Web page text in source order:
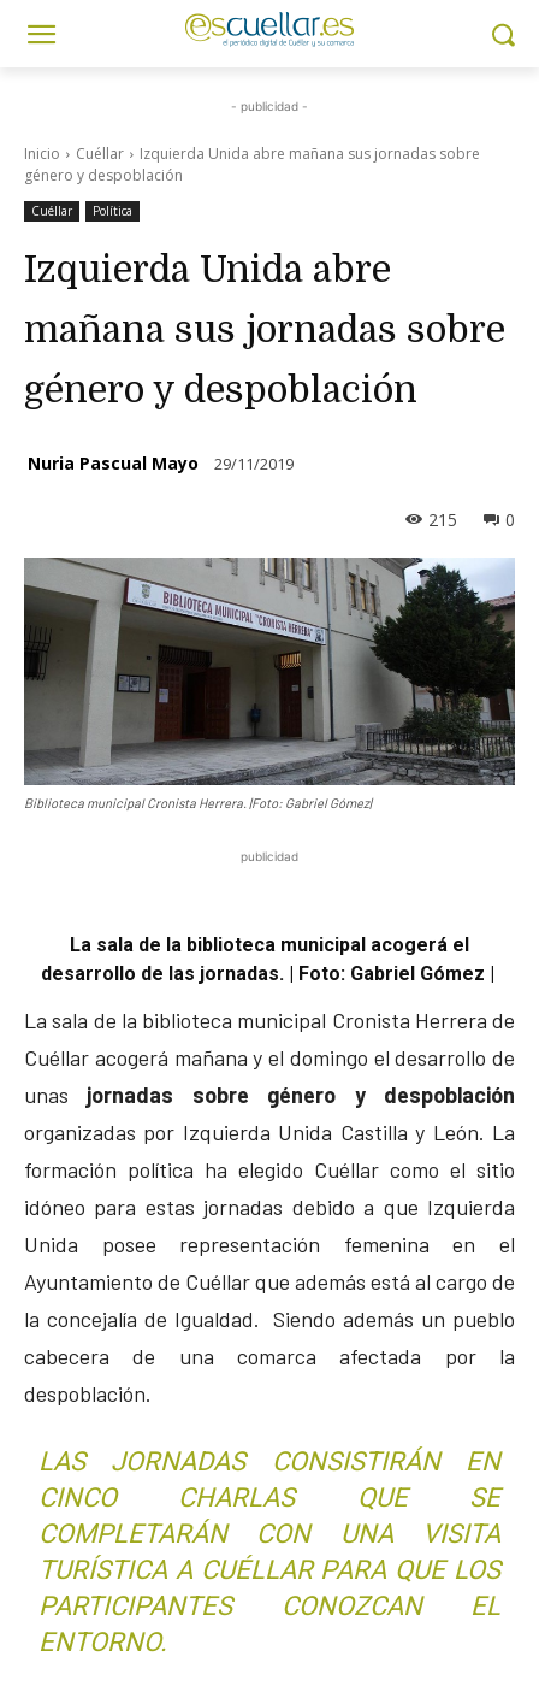
- publicidad -
Inicio Cuéllar
Izquierda Unida abre mañana sus jornadas sobre
género y despoblación
Cuéllar Política
Izquierda Unida abre
mañana sus jornadas sobre
género y despoblación
Nuria Pascual Mayo 29/11/2019
0
215
Biblioteca municipal Cronista Herrera. |Foto: Gabriel Gómez|
publicidad
La sala de la biblioteca municipal acogerá el
desarrollo de las jornadas. | Foto: Gabriel Gómez |
La sala de la biblioteca municipal Cronista Herrera de
Cuéllar acogerá mañana y el domingo el desarrollo de
unas jornadas sobre género y despoblación
organizadas por Izquierda Unida Castilla y León. La
formación política ha elegido Cuéllar como el sitio
idóneo para estas jornadas debido a que Izquierda
Unida posee representación femenina en el
Ayuntamiento de Cuéllar que además está al cargo de
la concejalía de Igualdad. Siendo además un pueblo
cabecera de una comarca afectada por la
despoblación.
LAS JORNADAS CONSISTIRÁN EN
CINCO CHARLAS QUE SE
COMPLETARÁN CON UNA VISITA
TURÍSTICA A CUÉLLAR PARA QUE LOS
PARTICIPANTES CONOZCAN EL
ENTORNO.